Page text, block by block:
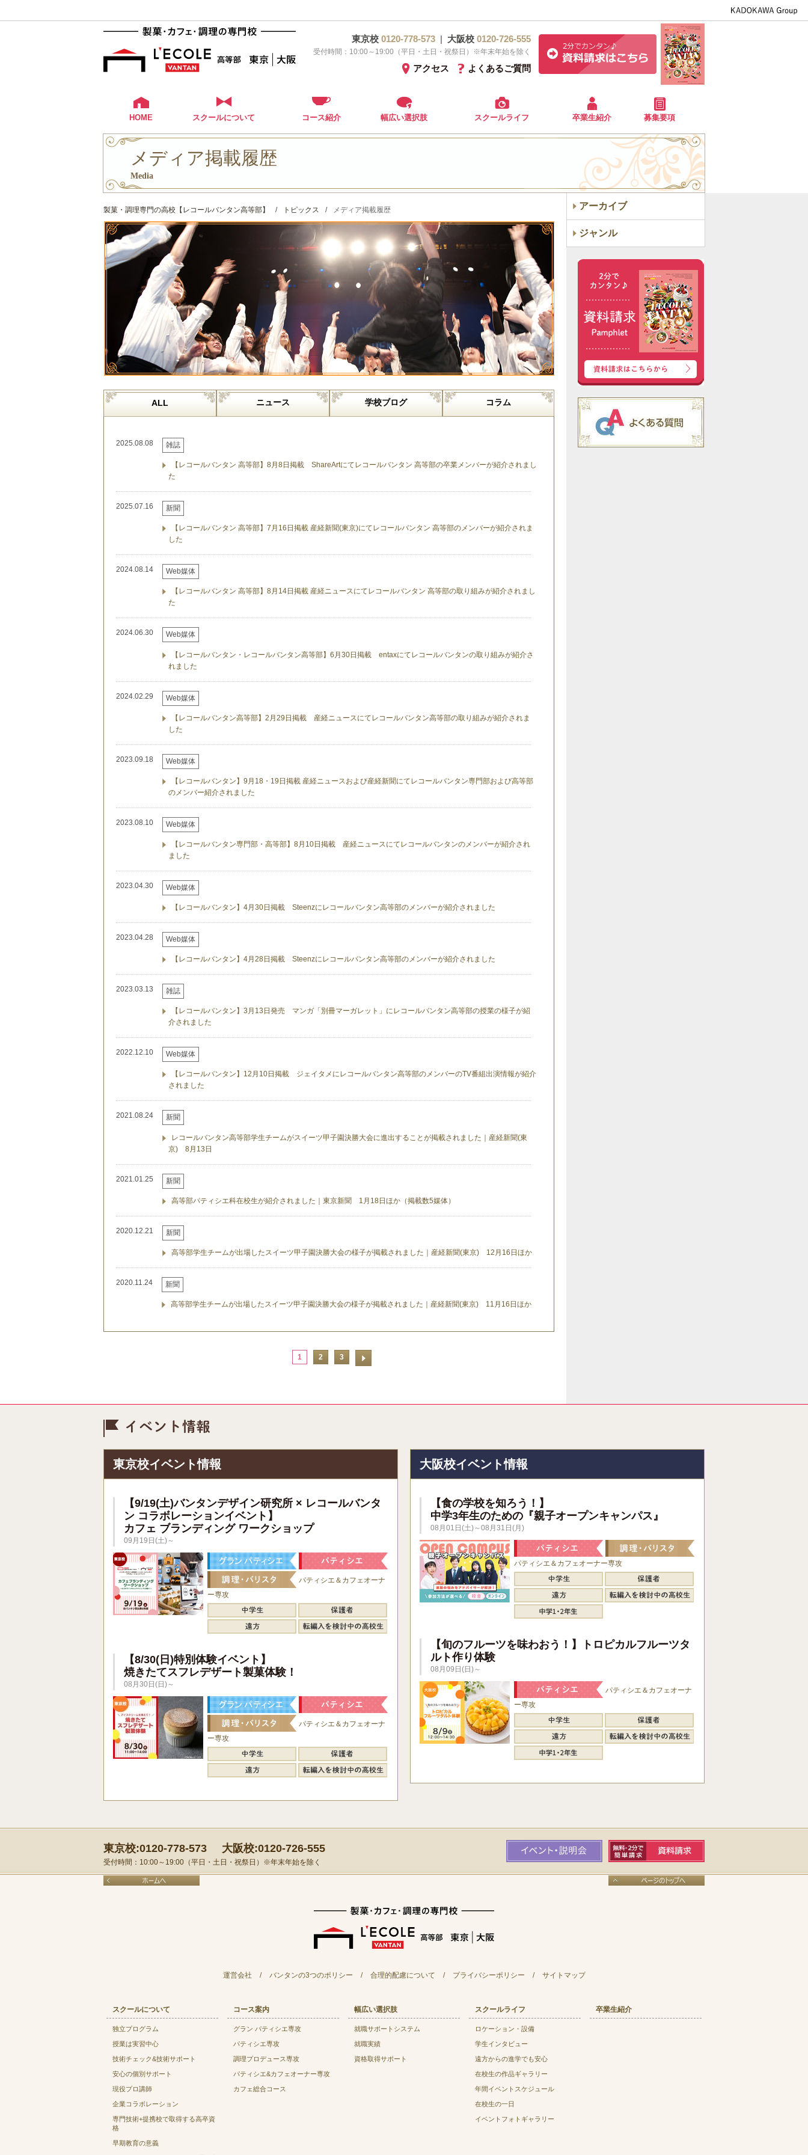
東京校 0120-778-573 | 大阪校 0120-726-555
受付時間：10:00～19:00（平日・土日・祝祭日）※年末年始を除く
よくあるご質問
アクセス
HOME スクールについて コース紹介 幅広い選択肢 スクールライフ 卒業生紹介 募集要項
メディア掲載履歴
Media
製菓・調理専門の高校【レコールバンタン高等部】 / トピックス / メディア掲載履歴
ALL ニュース 学校ブログ コラム
2025.08.08 雑誌
【レコールバンタン 高等部】8月8日掲載 ShareArtにてレコールバンタン 高等部の卒業メンバーが紹介されまし
た
2025.07.16 新聞
【レコールバンタン 高等部】7月16日掲載 産経新聞(東京)にてレコールバンタン 高等部のメンバーが紹介されま
した
2024.08.14 Web媒体
【レコールバンタン 高等部】8月14日掲載 産経ニュースにてレコールバンタン 高等部の取り組みが紹介されまし
た
2024.06.30 Web媒体
【レコールバンタン・レコールバンタン高等部】6月30日掲載 entaxにてレコールバンタンの取り組みが紹介さ
れました
2024.02.29 Web媒体
【レコールバンタン高等部】2月29日掲載 産経ニュースにてレコールバンタン高等部の取り組みが紹介されま
した
2023.09.18 Web媒体
【レコールバンタン】9月18・19日掲載 産経ニュースおよび産経新聞にてレコールバンタン専門部および高等部
のメンバー紹介されました
2023.08.10 Web媒体
【レコールバンタン専門部・高等部】8月10日掲載 産経ニュースにてレコールバンタンのメンバーが紹介され
ました
2023.04.30 Web媒体
【レコールバンタン】4月30日掲載 Steenzにレコールバンタン高等部のメンバーが紹介されました
2023.04.28 Web媒体
【レコールバンタン】4月28日掲載 Steenzにレコールバンタン高等部のメンバーが紹介されました
2023.03.13 雑誌
【レコールバンタン】3月13日発売 マンガ「別冊マーガレット」にレコールバンタン高等部の授業の様子が紹
介されました
2022.12.10 Web媒体
【レコールバンタン】12月10日掲載 ジェイタメにレコールバンタン高等部のメンバーのTV番組出演情報が紹介
されました
2021.08.24 新聞
レコールバンタン高等部学生チームがスイーツ甲子園決勝大会に進出することが掲載されました｜産経新聞(東
京) 8月13日
2021.01.25 新聞
高等部パティシエ科在校生が紹介されました｜東京新聞 1月18日ほか（掲載数5媒体）
2020.12.21 新聞
高等部学生チームが出場したスイーツ甲子園決勝大会の様子が掲載されました｜産経新聞(東京) 12月16日ほか
2020.11.24 新聞
高等部学生チームが出場したスイーツ甲子園決勝大会の様子が掲載されました｜産経新聞(東京) 11月16日ほか
1 2 3
アーカイブ
ジャンル
東京校イベント情報
【9/19(土)バンタンデザイン研究所 × レコールバンタ
ン コラボレーションイベント】
カフェ ブランディング ワークショップ
09月19日(土)～
パティシエ＆カフェオーナ
ー専攻
【8/30(日)特別体験イベント】
焼きたてスフレデザート製菓体験！
08月30日(日)～
パティシエ＆カフェオーナ
ー専攻
大阪校イベント情報
【食の学校を知ろう！】
中学3年生のための『親子オープンキャンパス』
08月01日(土)～08月31日(月)
パティシエ＆カフェオーナー専攻
【旬のフルーツを味わおう！】トロピカルフルーツタ
ルト作り体験
08月09日(日)～
パティシエ＆カフェオーナ
ー専攻
東京校:0120-778-573 大阪校:0120-726-555
受付時間：10:00～19:00（平日・土日・祝祭日）※年末年始を除く
運営会社 / バンタンの3つのポリシー / 合理的配慮について / プライバシーポリシー / サイトマップ
スクールについて
独立プログラム
授業は実習中心
技術チェック&技術サポート
安心の個別サポート
現役プロ講師
企業コラボレーション
専門技術+提携校で取得する高卒資
格
早期教育の意義
コース案内
グラン パティシエ専攻
パティシエ専攻
調理プロデュース専攻
パティシエ&カフェオーナー専攻
カフェ総合コース
幅広い選択肢
就職サポートシステム
就職実績
資格取得サポート
スクールライフ
ロケーション・設備
学生インタビュー
遠方からの進学でも安心
在校生の作品ギャラリー
年間イベントスケジュール
在校生の一日
イベントフォトギャラリー
卒業生紹介